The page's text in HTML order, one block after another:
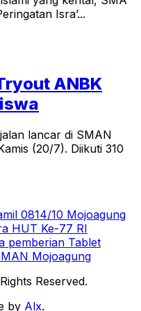
Isra’...
ANBK
lancar di SMAN
(20/7). Diikuti 310
0814/10 Mojoagung
HUT Ke-77 RI
pemberian Tablet
Mojoagung
Reserved.
by Alx.